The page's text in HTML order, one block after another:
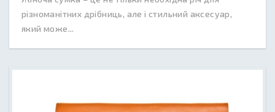
різноманітних дрібниць, але і стильний аксесуар,
який може...